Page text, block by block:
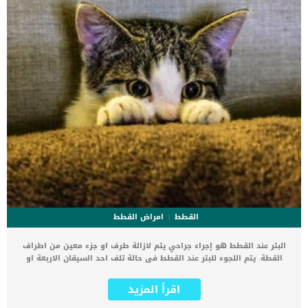
القطط
امراض القطط
البتر عند القطط هو إجراء جراحي يتم لازالة طرف او جزء معين من اطراف
القطة. يتم اللجوء للبتر عند القطط فى حالة تلف احد السيقان الاربعة او
احد الخطط العلاجية التى يحددها الطبيب البيطري لعلاج قطتك والتى يلجأ
إليها عندما يسبب الجزء التالف خطرا على حياة القطة اذا لم يتم ازالته.
اقرأ المزيد